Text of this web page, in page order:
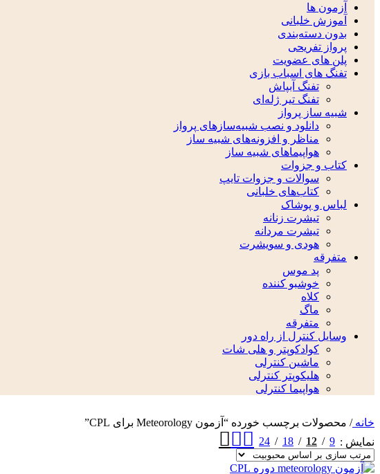
آزمون ها
آموزش خلبانی
بدون دسته‌بندی
پرواز تفریحی
پلن های عضویت
تفنگ های اسباب بازی
تفنگ آبپاش
تفنگ تیر ژله‌ای
شبیه ساز پرواز
دانلود و نصب شبیه‌سازهای پرواز
مناظر و افزونه‌های شبیه ساز
هواپیماهای شبیه ساز
کتاب و جزوات
سوالات و جزوات تایپ
کتاب‌های خلبانی
لباس و پوشاک
تیشرت زنانه
تیشرت مردانه
هودی و سویشرت
متفرقه
پد موس
خوشبو کننده
کلاه
ماگ
متفرقه
وسایل کنترل از راه دور
کوادکوپتر و هلی شات
ماشین کنترلی
هلیکوپتر کنترلی
هواپیما کنترلی
خانه/ محصولات برچسب خورده “آزمون Meteorology برای CPL”
نمایش
9
12
18
24